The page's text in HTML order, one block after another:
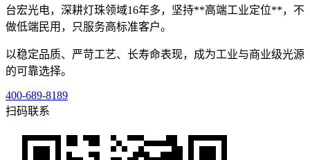
台宏光电，深耕灯珠领域16年多，坚持**高端工业定位**，不
做低端民用，只服务高标准客户。
以稳定品质、严苛工艺、长寿命表现，成为工业与商业级光源
的可靠选择。
400-689-8189
扫码联系